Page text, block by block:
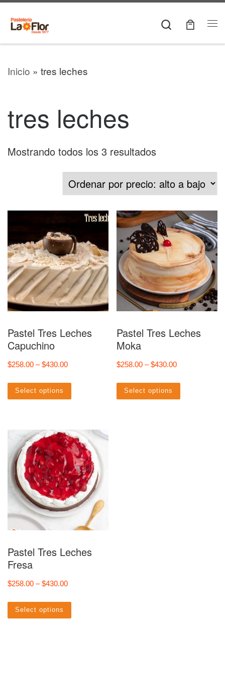
Skip to content Search
Inicio » tres leches
tres leches
Mostrando todos los 3 resultadosSorted by
Pastel Tres Leches
Capuchino
$258.00 – $430.00Price range: $258.00 through $430.00
Select options Este producto tiene múltiples
Pastel Tres Leches
Moka
$258.00 – $430.00Price range:
Select options Este
Pastel Tres Leches
Fresa
$258.00 – $430.00Price range: $258.00 through $430.00
Select options Este producto tiene múltiples